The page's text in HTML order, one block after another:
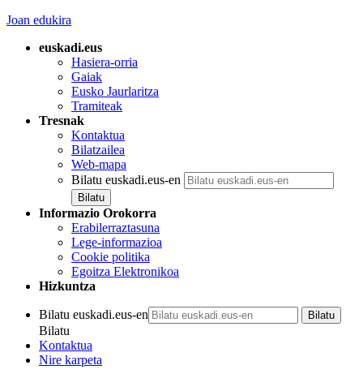
Joan edukira
euskadi.eus
Hasiera-orria
Gaiak
Eusko Jaurlaritza
Tramiteak
Tresnak
Kontaktua
Bilatzailea
Web-mapa
Bilatu euskadi.eus-en
Informazio Orokorra
Erabilerraztasuna
Lege-informazioa
Cookie politika
Egoitza Elektronikoa
Hizkuntza
Bilatu euskadi.eus-en
Bilatu
Kontaktua
Nire karpeta